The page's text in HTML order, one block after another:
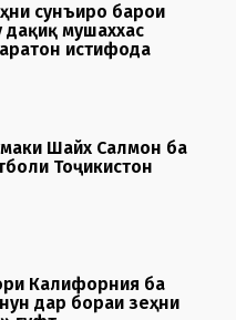
сунъиро барои
дақиқ мушаххас
истифода
Шайх Салмон ба
Тоҷикистон
Калифорния ба
дар бораи зеҳни